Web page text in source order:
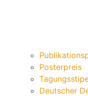
Posterpreis
Deutscher